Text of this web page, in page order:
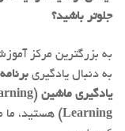
جلوتر باشید؟
به بزرگترین مرکز
به دنبال یادگیری
یادگیری ماشین (Machine Learning)
Learning)
هستید، ما